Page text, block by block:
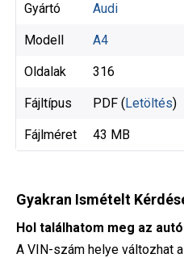
Gyártó Audi
Modell A4
Oldalak 316
Fájltípus PDF (Letöltés)
Fájlméret 43 MB
Gyakran Ismételt
Hol találhatom meg az
A VIN-szám helye változhat